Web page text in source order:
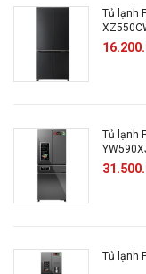
Chất liệu
Chất
Tủ lạnh
Tủ lạnh
Tủ lạnh